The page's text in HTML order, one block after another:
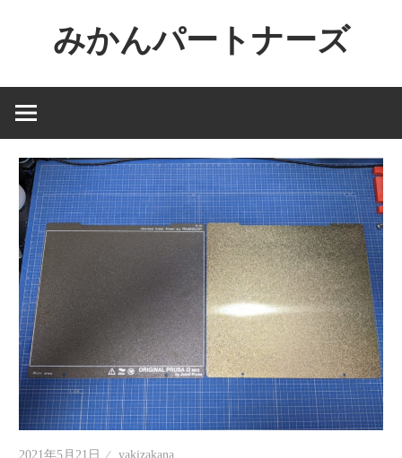
ン
へ
みかんパートナーズ
ー
ジ
ャ
ン
ル
で
役
に
立
た
な
い
情
2021年5月21日 yakizakana